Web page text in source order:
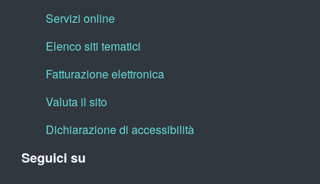
Servizi online
Elenco siti tematici
Fatturazione elettronica
Valuta il sito
Dichiarazione di accessibilità
Seguici su